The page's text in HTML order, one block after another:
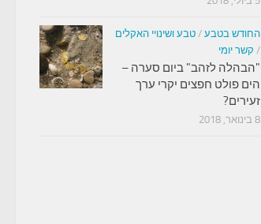
החודש בטבע / טבע ושינויי האקלים
/ קשר יומי
"הבהלה לזהב" ביום סערה –
הים פולט חפצים יקרי ערך
זעירים?
8 בינואר, 2018